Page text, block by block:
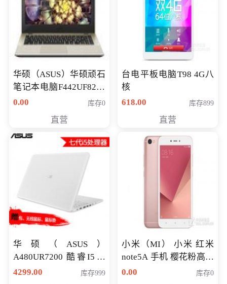
华硕（ASUS）华硕顽石
笔记本电脑F442UF8250
八代独显轻薄办公商务
0.00 库存0
直营
台电平板电脑T98 4G八
核
618.00
库存899
直营
华硕（ASUS）
A480UR7200 酷睿I5超
薄学生办公游戏独显笔
4299.00 库存999
小米（MI） 小米 红米
note5A 手机 樱花粉高配
版 全网通(3G+32G)
0.00 库存0